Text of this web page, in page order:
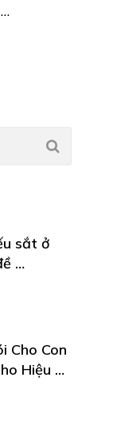
sắt ở
…
Cho Con
Hiệu …